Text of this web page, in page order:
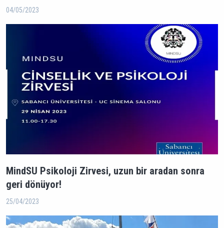
04/05/2023
MindSU Psikoloji Zirvesi, uzun bir aradan sonra
geri dönüyor!
25/04/2023